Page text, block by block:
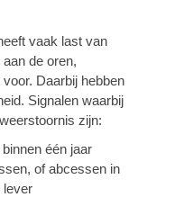
vaak last van
de oren,
Daarbij hebben
Signalen waarbij
zijn:
één jaar
of abcessen in
lever